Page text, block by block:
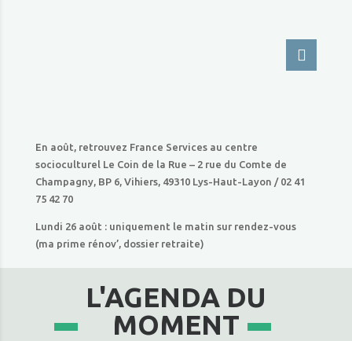
En août, retrouvez France Services au centre
socioculturel Le Coin de la Rue – 2 rue du Comte de
Champagny, BP 6, Vihiers, 49310 Lys-Haut-Layon / 02 41
75 42 70
Lundi 26 août : uniquement le matin sur rendez-vous
(ma prime rénov’, dossier retraite)
L'AGENDA DU
MOMENT